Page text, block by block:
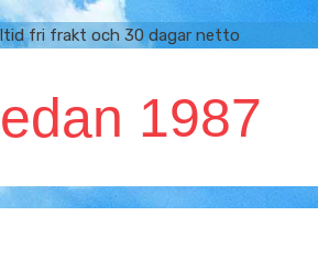
fri frakt och 30 dagar netto
1987